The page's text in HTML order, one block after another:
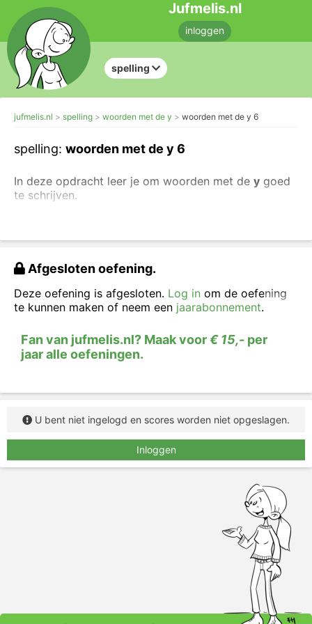
Jufmelis.nl
inloggen
spelling
jufmelis.nl spelling woorden met de y woorden met de y 6
spelling: woorden met de y 6
In deze opdracht leer je om woorden met de y goed
te schrijven.
De
i-grec
ypsilon
Lees het woord, zeg het woord hardop (als dat kan)
en typ het woord in het vakje.
Afgesloten oefening.
Deze oefening is afgesloten. Log in om de oefening
te kunnen maken of neem een jaarabonnement.
Fan van jufmelis.nl? Maak voor€ 15,- per
jaar alle oefeningen.
U bent niet ingelogd en scores worden niet opgeslagen.
Inloggen